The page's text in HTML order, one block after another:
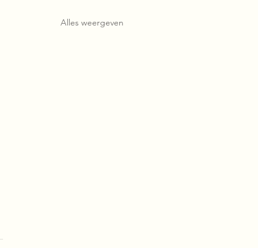
Alles weergeven